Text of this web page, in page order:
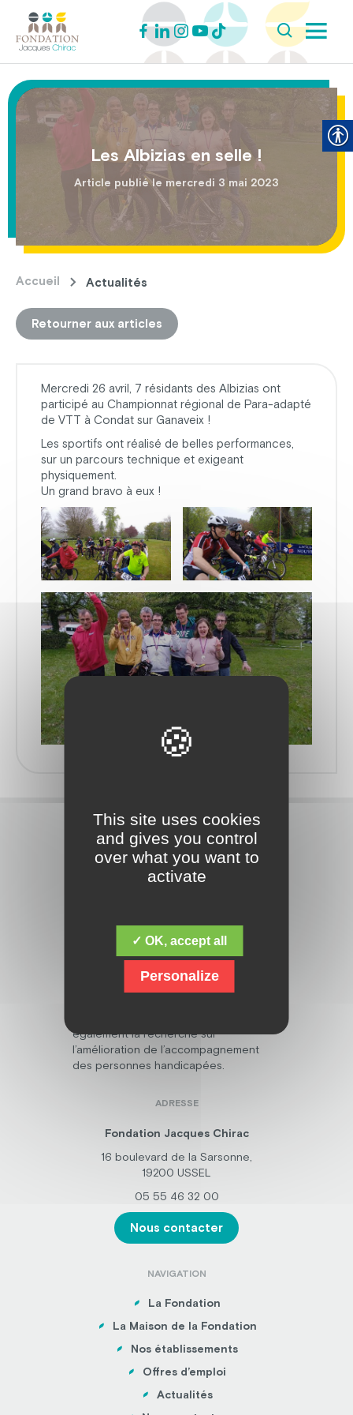
Les Albizias en selle !
Article publié le mercredi 3 mai 2023
Accueil Actualités
Retourner aux articles
Mercredi 26 avril, 7 résidants des Albizias ont
participé au Championnat régional de Para-adapté
de VTT à Condat sur Ganaveix !
Les sportifs ont réalisé de belles performances,
sur un parcours technique et exigeant
physiquement.
Un grand bravo à eux !
Découvrez la fondation Jacques Chirac,
dont la mission fondamentale est de
répondre aux besoins des personnes
en situation de handicap mental,
également la recherche sur
l’amélioration de l’accompagnement
des personnes handicapées.
ADRESSE
Fondation Jacques Chirac
16 boulevard de la Sarsonne,
19200 USSEL
05 55 46 32 00
Nous contacter
NAVIGATION
La Fondation
La Maison de la Fondation
Nos établissements
Offres d’emploi
Actualités
This site uses cookies
and gives you control
over what you want to
activate
✓ OK, accept all
Personalize